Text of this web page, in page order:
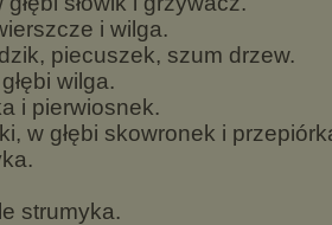
i wilga.
piecuszek, szum drzew.
wilga.
i pierwiosnek.
w głębi skowronek i
strumyka.